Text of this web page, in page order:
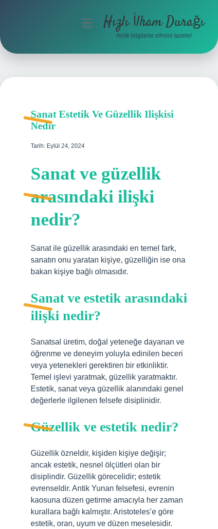
Hakkımızda
menüyüHızlı İlham Durağı
Anlık bilgilerle zihnini tazele!
Sanat Estetik Ve Güzellik Ilişkisi
Nedir
Tarih: Eylül 24, 2024
Sanat ve güzellik
arasındaki ilişki
nedir?
Sanat ile güzellik arasındaki en temel fark,
sanatın onu yaratan kişiye, güzelliğin ise ona
bakan kişiye bağlı olmasıdır.
Sanat ve estetik arasındaki
ilişki nedir?
Sanatsal üretim, doğal yeteneğe dayanan ve
öğrenme ve deneyim yoluyla edinilen beceri
veya yetenekleri gerektiren bir etkinliktir.
Temel işlevi yaratmak, güzellik yaratmaktır.
Estetik, sanat veya güzellik alanındaki genel
değerlerle ilgilenen felsefe disiplinidir.
Güzellik ve estetik nedir?
Güzellik özneldir, kişiden kişiye değişir;
ancak estetik, nesnel ölçütleri olan bir
disiplindir. Güzellik görecelidir; estetik
evrenseldir. Antik Yunan felsefesi, evrenin
kaosuna düzen getirme amacıyla her zaman
kurallara bağlı kalmıştır. Aristoteles’e göre
estetik, oran, uyum ve düzen meselesidir.